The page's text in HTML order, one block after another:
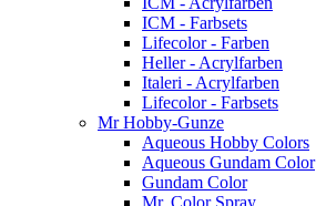
ICM - Farbsets
Lifecolor - Farben
Heller - Acrylfarben
Italeri - Acrylfarben
Lifecolor - Farbsets
Mr Hobby-Gunze
Aqueous Hobby Colors
Aqueous Gundam Color
Gundam Color
Mr. Color Spray